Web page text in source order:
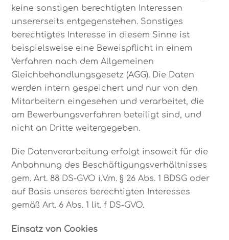
keine sonstigen berechtigten Interessen
unsererseits entgegenstehen. Sonstiges
berechtigtes Interesse in diesem Sinne ist
beispielsweise eine Beweispflicht in einem
Verfahren nach dem Allgemeinen
Gleichbehandlungsgesetz (AGG). Die Daten
werden intern gespeichert und nur von den
Mitarbeitern eingesehen und verarbeitet, die
am Bewerbungsverfahren beteiligt sind, und
nicht an Dritte weitergegeben.
Die Datenverarbeitung erfolgt insoweit für die
Anbahnung des Beschäftigungsverhältnisses
gem. Art. 88 DS-GVO i.V.m. § 26 Abs. 1 BDSG oder
auf Basis unseres berechtigten Interesses
gemäß Art. 6 Abs. 1 lit. f DS-GVO.
Einsatz von Cookies